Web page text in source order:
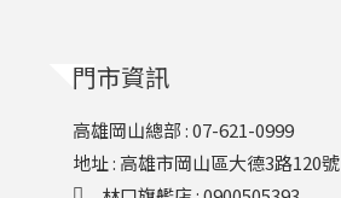
門市資訊
高雄岡山總部 : 07-621-0999
地址 : 高雄市岡山區大德3路120號